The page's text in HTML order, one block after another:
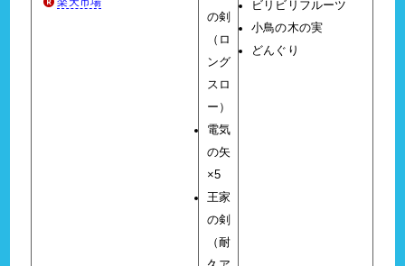
の剣
（ロ
ング
スロ
ー）
電気
の矢
×5
王家
の剣
（耐
ビリビリフルーツ
小鳥の木の実
どんぐり